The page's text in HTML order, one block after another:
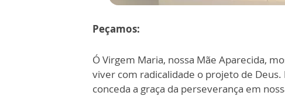
Peçamos:
Ó Virgem Maria, nossa Mãe Aparecida,
viver com radicalidade o projeto de
conceda a graça da perseverança em